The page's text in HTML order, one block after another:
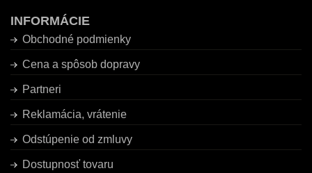
INFORMÁCIE
Obchodné podmienky
Cena a spôsob dopravy
Partneri
Reklamácia, vrátenie
Odstúpenie od zmluvy
Dostupnosť tovaru